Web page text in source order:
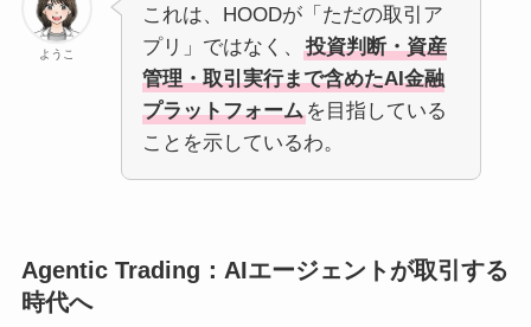
ようこ
これは、HOODが「ただの取引ア
プリ」ではなく、
投資判断・資産
管理・取引実行まで含めたAI金融
プラットフォームを目指している
ことを示しているわ。
Agentic Trading：AIエージェントが取引する
時代へ